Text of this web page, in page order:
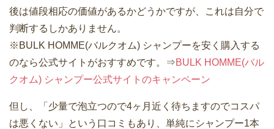
後は値段相応の価値があるかどうかですが、これは自分で
判断するしかありません。
※BULK HOMME(バルクオム) シャンプーを安く購入する
のなら公式サイトがおすすめです。⇒BULK HOMME(バル
クオム) シャンプー公式サイトのキャンペーン
但し、「少量で泡立つので4ヶ月近く待ちますのでコスパ
は悪くない」という口コミもあり、単純にシャンプー1本